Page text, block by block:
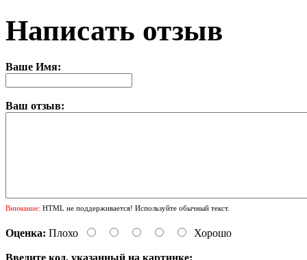
Написать отзыв
Ваше Имя:
Ваш отзыв:
Внимание: HTML не поддерживается! Используйте обычный текст.
Оценка: Плохо Хорошо
Введите код, указанный на картинке: